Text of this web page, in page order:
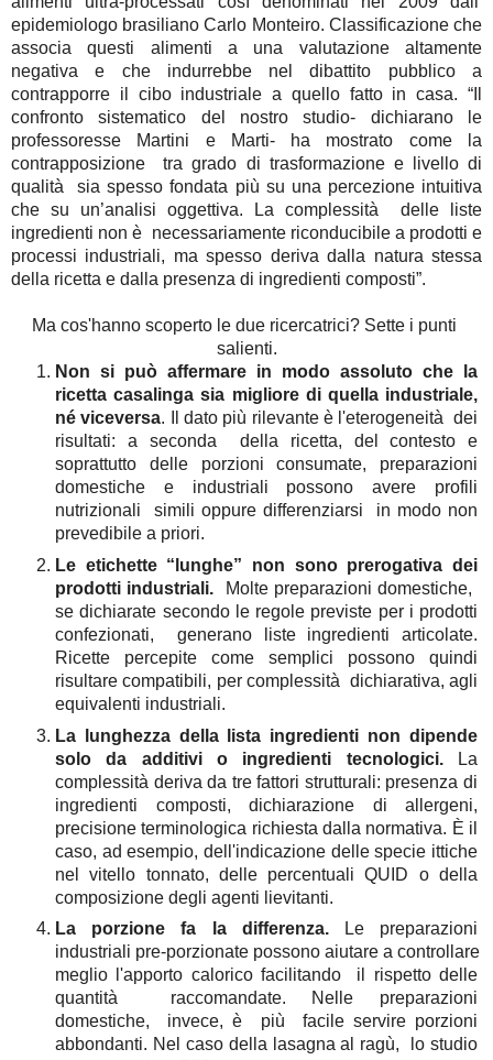
epidemiologo brasiliano Carlo Monteiro. Classificazione che
associa questi alimenti a una valutazione altamente
negativa e che indurrebbe nel dibattito pubblico a
contrapporre il cibo industriale a quello fatto in casa. “Il
confronto sistematico del nostro studio- dichiarano le
professoresse Martini e Marti- ha mostrato come la
contrapposizione  tra grado di trasformazione e livello di
qualità  sia spesso fondata più su una percezione intuitiva
che su un’analisi oggettiva. La complessità  delle liste
ingredienti non è  necessariamente riconducibile a prodotti e
processi industriali, ma spesso deriva dalla natura stessa
della ricetta e dalla presenza di ingredienti composti”.
Ma cos'hanno scoperto le due ricercatrici? Sette i punti
salienti.
Non si può affermare in modo assoluto che la
ricetta casalinga sia migliore di quella industriale,
né viceversa. Il dato più rilevante è l'eterogeneità  dei
risultati: a seconda  della ricetta, del contesto e
soprattutto delle porzioni consumate, preparazioni
domestiche e industriali possono avere profili
nutrizionali  simili oppure differenziarsi  in modo non
prevedibile a priori.
Le etichette “lunghe” non sono prerogativa dei
prodotti industriali.
Molte preparazioni domestiche,
se dichiarate secondo le regole previste per i prodotti
confezionati,  generano liste ingredienti articolate.
Ricette percepite come semplici possono quindi
risultare compatibili, per complessità  dichiarativa, agli
equivalenti industriali.
La lunghezza della lista ingredienti non dipende
solo da additivi o ingredienti tecnologici. La
complessità deriva da tre fattori strutturali: presenza di
ingredienti composti, dichiarazione di allergeni,
precisione terminologica richiesta dalla normativa. È il
caso, ad esempio, dell'indicazione delle specie ittiche
nel vitello tonnato, delle percentuali QUID o della
composizione degli agenti lievitanti.
La porzione fa la differenza.
Le preparazioni
industriali pre-porzionate possono aiutare a controllare
meglio l'apporto calorico facilitando  il rispetto delle
quantità  raccomandate. Nelle preparazioni
domestiche,  invece, è  più  facile servire porzioni
abbondanti. Nel caso della lasagna al ragù,  lo studio